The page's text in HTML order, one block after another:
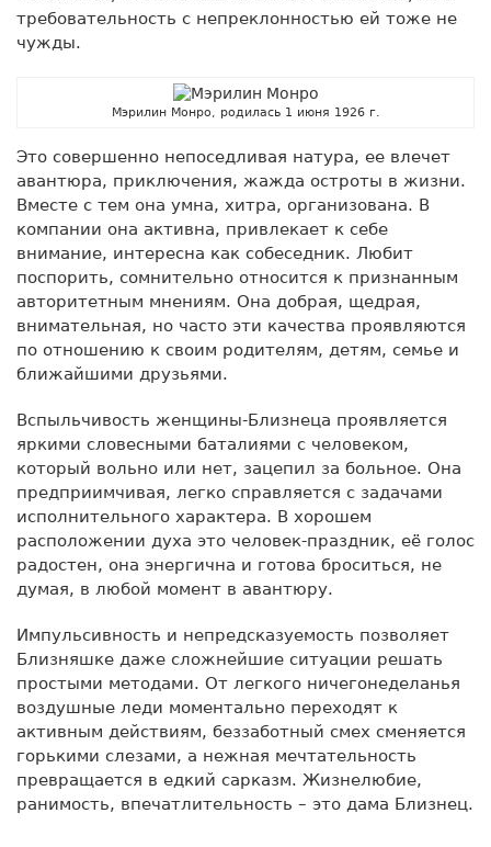
требовательность с непреклонностью ей тоже не
чужды.
Мэрилин Монро, родилась 1 июня 1926 г.
Это совершенно непоседливая натура, ее влечет
авантюра, приключения, жажда остроты в жизни.
Вместе с тем она умна, хитра, организована. В
компании она активна, привлекает к себе
внимание, интересна как собеседник. Любит
поспорить, сомнительно относится к признанным
авторитетным мнениям. Она добрая, щедрая,
внимательная, но часто эти качества проявляются
по отношению к своим родителям, детям, семье и
ближайшими друзьями.
Вспыльчивость женщины-Близнеца проявляется
яркими словесными баталиями с человеком,
который вольно или нет, зацепил за больное. Она
предприимчивая, легко справляется с задачами
исполнительного характера. В хорошем
расположении духа это человек-праздник, её голос
радостен, она энергична и готова броситься, не
думая, в любой момент в авантюру.
Импульсивность и непредсказуемость позволяет
Близняшке даже сложнейшие ситуации решать
простыми методами. От легкого ничегонеделанья
воздушные леди моментально переходят к
активным действиям, беззаботный смех сменяется
горькими слезами, а нежная мечтательность
превращается в едкий сарказм. Жизнелюбие,
ранимость, впечатлительность – это дама Близнец.